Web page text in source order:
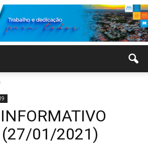
Municipal
(27/01/2021)